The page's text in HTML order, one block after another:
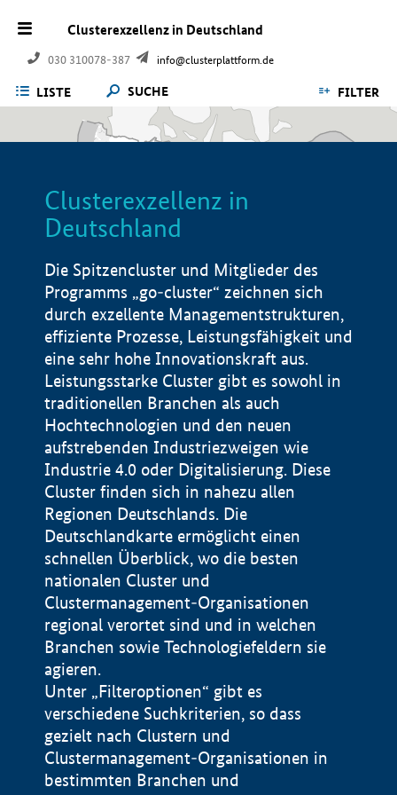
Clusterexzellenz in Deutschland
030 310078-387 info@clusterplattform.de
LISTE SUCHE FILTER
Clusterexzellenz in
Deutschland
Die Spitzencluster und Mitglieder des
Programms „go-cluster“ zeichnen sich
durch exzellente Managementstrukturen,
effiziente Prozesse, Leistungsfähigkeit und
eine sehr hohe Innovationskraft aus.
Leistungsstarke Cluster gibt es sowohl in
traditionellen Branchen als auch
Hochtechnologien und den neuen
aufstrebenden Industriezweigen wie
Industrie 4.0 oder Digitalisierung. Diese
Cluster finden sich in nahezu allen
Regionen Deutschlands. Die
Deutschlandkarte ermöglicht einen
schnellen Überblick, wo die besten
nationalen Cluster und
Clustermanagement-Organisationen
regional verortet sind und in welchen
Branchen sowie Technologiefeldern sie
agieren.
Unter „Filteroptionen“ gibt es
verschiedene Suchkriterien, so dass
gezielt nach Clustern und
Clustermanagement-Organisationen in
bestimmten Branchen und
Impressum
Datenschutzerklärung
BMWE, 2026 ©
100 km © Geobasis-DE / BKG 2015